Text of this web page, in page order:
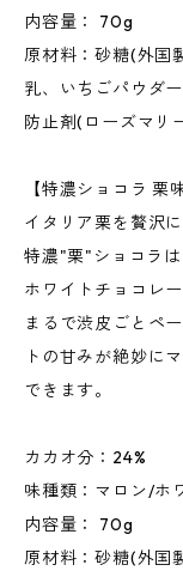
内容量： 70g
原材料：砂糖(外国
乳、いちごパウダ
防止剤(ローズマリ
【特濃ショコラ 栗味
イタリア栗を贅沢
特濃"栗"ショコラ
ホワイトチョコレ
まるで渋皮ごとペ
トの甘みが絶妙に
できます。
カカオ分：24%
味種類：マロン/ホ
内容量： 70g
原材料：砂糖(外国